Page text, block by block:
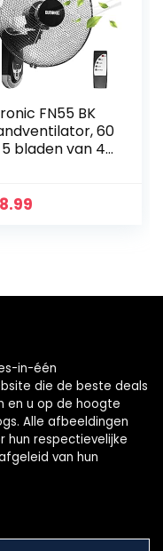
FN55 BK
60
5 bladen van 40
in-één
die de beste deals
en u op de hoogte
Alle afbeeldingen
hun respectievelijke
van hun